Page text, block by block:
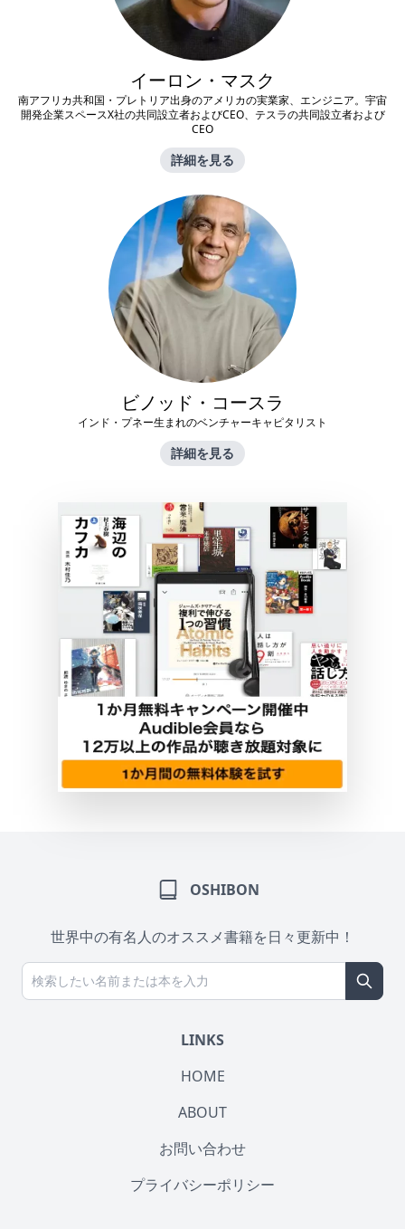
イーロン・マスク
南アフリカ共和国・プレトリア出身のアメリカの実業家、エンジニア。宇宙
開発企業スペースX社の共同設立者およびCEO、テスラの共同設立者および
CEO
詳細を見る
ビノッド・コースラ
インド・プネー生まれのベンチャーキャピタリスト
詳細を見る
OSHIBON
世界中の有名人のオススメ書籍を日々更新中！
LINKS
HOME
ABOUT
お問い合わせ
プライバシーポリシー